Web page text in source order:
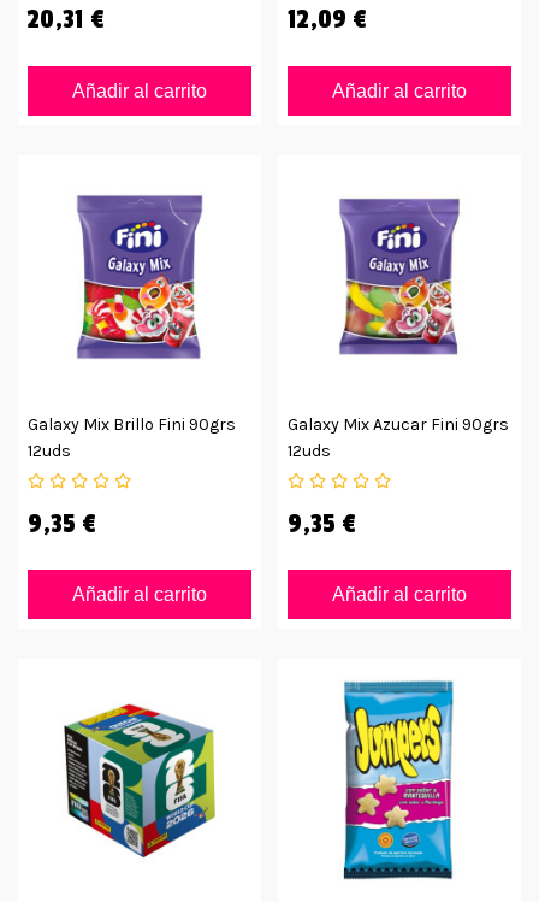
20,31 €
Añadir al carrito
12,09 €
Añadir al carrito
Galaxy Mix Brillo Fini 90grs
12uds
9,35 €
Añadir al carrito
Galaxy Mix Azucar Fini 90grs
12uds
9,35 €
Añadir al carrito